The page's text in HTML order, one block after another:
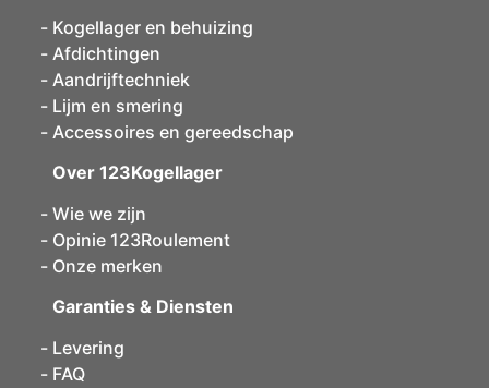
Kogellager en behuizing
Afdichtingen
Aandrijftechniek
Lijm en smering
Accessoires en gereedschap
Over 123Kogellager
Wie we zijn
Opinie 123Roulement
Onze merken
Garanties & Diensten
Levering
FAQ